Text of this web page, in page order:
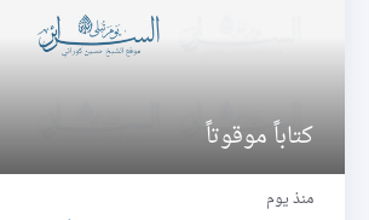
كتاباً موقوتاً
منذ يوم